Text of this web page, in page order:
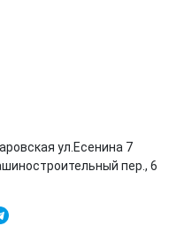
ул.Есенина 7
пер., 6